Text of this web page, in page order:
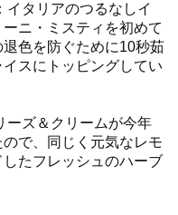
イタリアのつるなしイ
ニ・ミスティを初めて
色を防ぐために10秒茹
スにトッピングしてい
ーズ＆クリームが今年
で、同じく元気なレモ
たフレッシュのハーブ